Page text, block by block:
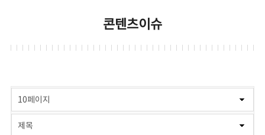
콘텐츠이슈